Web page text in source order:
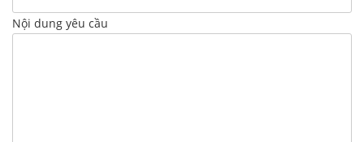
Nội dung yêu cầu